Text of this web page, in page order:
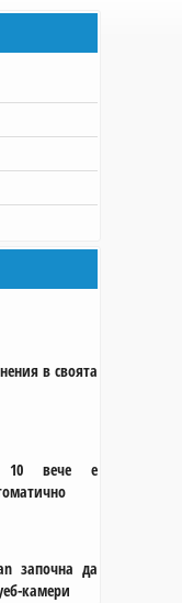
в своята
10 вече е
започна да
камери